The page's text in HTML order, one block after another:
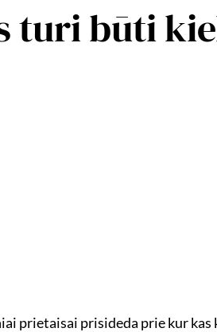
turi būti
prietaisai prisideda prie kur